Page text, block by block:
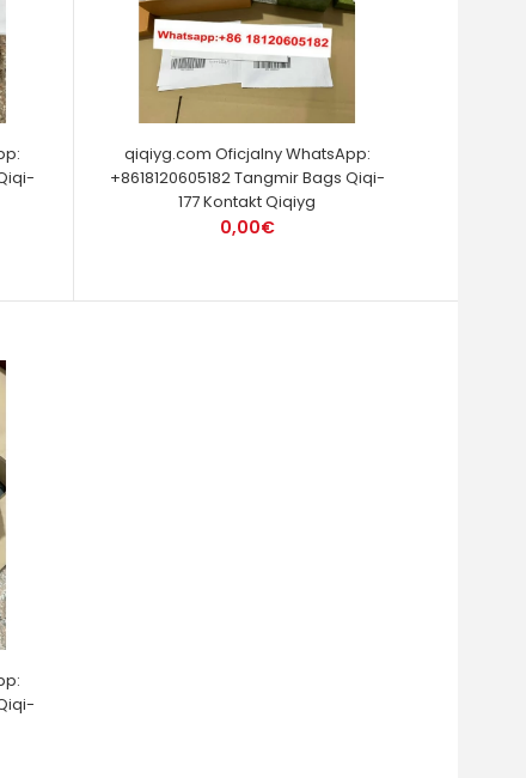
qiqiyg.com Oficjalny WhatsApp:
+8618120605182 Tangmir Bags Qiqi-
177 Kontakt Qiqiyg
0,00€